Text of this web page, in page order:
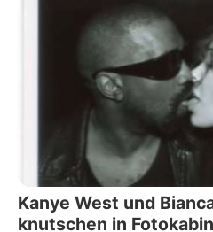
Kanye West und
knutschen in